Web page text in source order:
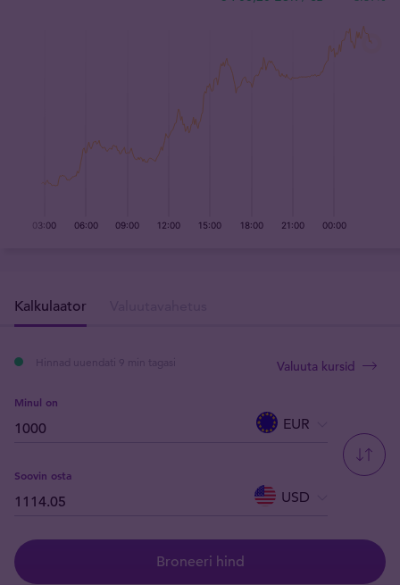
Kalkulaator
Hinnad uuendati 9 min tagasi
Minul on
EUR
Soovin osta
USD
Broneeri hind
Valuuta kursid